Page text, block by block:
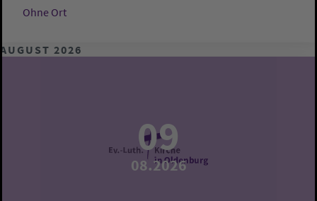
Ohne Ort
AUGUST 2026
09
08.2026